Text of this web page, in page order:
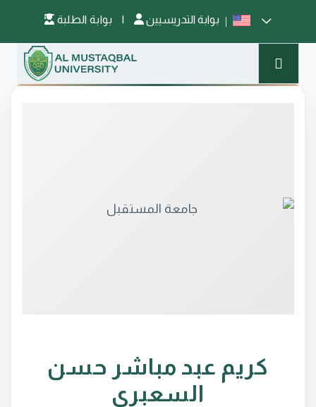
| بوابة التدريسيين
كريم عبد مباشر حسن
السعبري